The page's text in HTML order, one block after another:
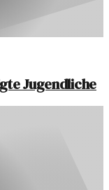
Jugendliche